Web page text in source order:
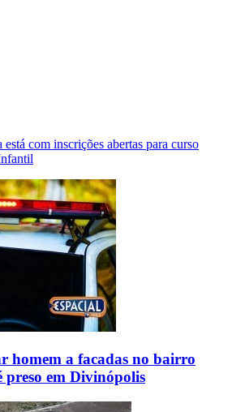
com inscrições abertas para curso
homem a facadas no bairro
preso em Divinópolis